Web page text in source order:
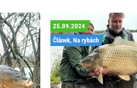
25.09.2024
Článek, Na rybách